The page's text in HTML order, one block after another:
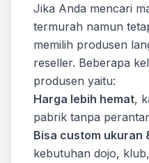
Jika Anda mencari
termurah namun
memilih produsen
reseller. Beberapa
produsen yaitu:
Harga lebih hemat,
pabrik tanpa
Bisa custom ukuran
kebutuhan dojo,